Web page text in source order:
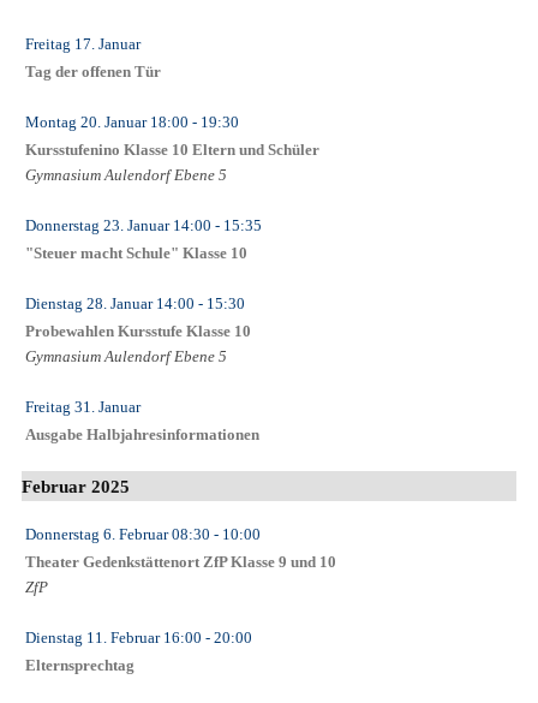
Freitag 17. Januar
Tag der offenen Tür
Montag 20. Januar18:00 - 19:30
Kursstufenino Klasse 10 Eltern und Schüler
Gymnasium Aulendorf Ebene 5
Donnerstag 23. Januar14:00 - 15:35
"Steuer macht Schule" Klasse 10
Dienstag 28. Januar14:00 - 15:30
Probewahlen Kursstufe Klasse 10
Gymnasium Aulendorf Ebene 5
Freitag 31. Januar
Ausgabe Halbjahresinformationen
Februar 2025
Donnerstag 6. Februar08:30 - 10:00
Theater Gedenkstättenort ZfP Klasse 9 und 10
ZfP
Dienstag 11. Februar16:00 - 20:00
Elternsprechtag